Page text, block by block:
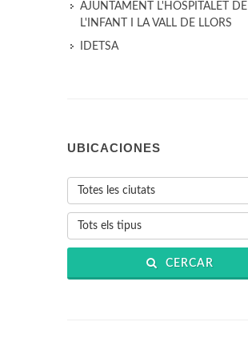
AJUNTAMENT L'HOSPITALET DE
L'INFANT I LA VALL DE LLORS
IDETSA
UBICACIONES
Totes les ciutats
Tots els tipus
CERCAR